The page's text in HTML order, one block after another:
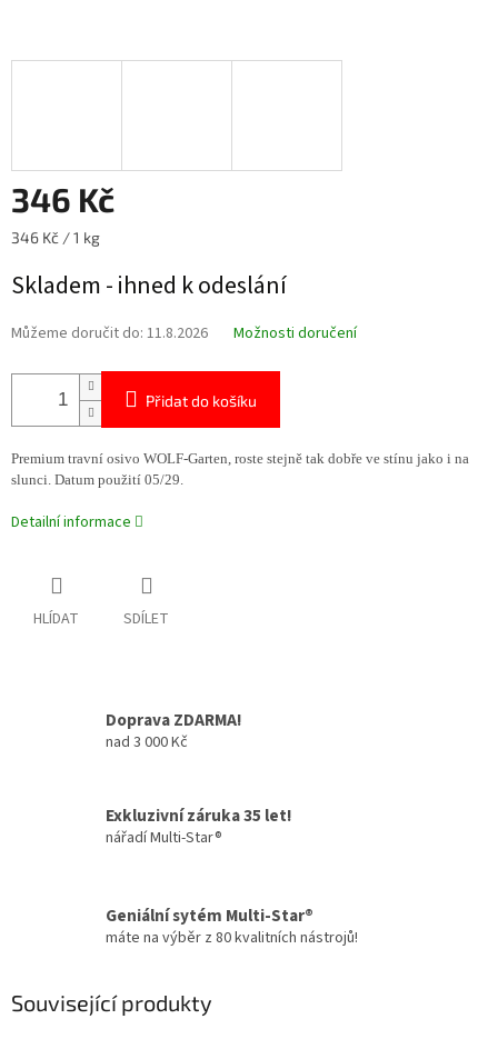
346 Kč
Měrná
346 Kč / 1 kg
Skladem - ihned k odeslání
Můžeme doručit do: 11.8.2026 Možnosti doručení
Přidat do košíku
Premium travní osivo WOLF-Garten, roste stejně tak dobře ve stínu jako i na
slunci. Datum použití 05/29.
Detailní informace
HLÍDAT SDÍLET
Doprava ZDARMA!
nad 3 000 Kč
Exkluzivní záruka 35 let!
nářadí Multi-Star®
Geniální sytém Multi-Star®
máte na výběr z 80 kvalitních nástrojů!
Související produkty